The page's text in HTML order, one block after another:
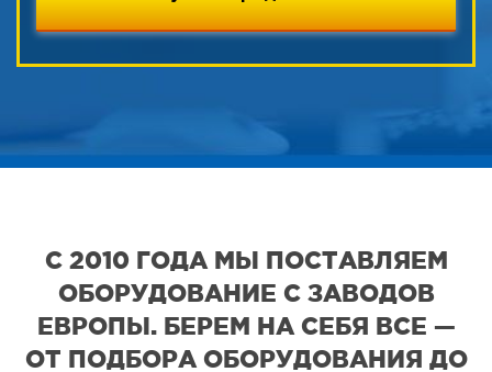
С 2010 ГОДА МЫ ПОСТАВЛЯЕМ
ОБОРУДОВАНИЕ С ЗАВОДОВ
ЕВРОПЫ. БЕРЕМ НА СЕБЯ ВСЕ —
ОТ ПОДБОРА ОБОРУДОВАНИЯ ДО